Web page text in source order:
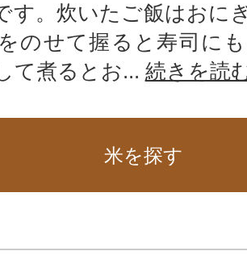
す。炊いたご飯はおに
のせて握ると寿司に
て煮るとお... 続きを読
米を探す